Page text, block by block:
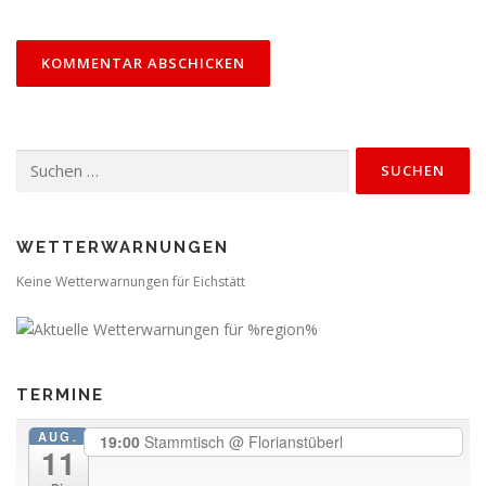
nach:
WETTERWARNUNGEN
Keine Wetterwarnungen für Eichstätt
TERMINE
AUG.
11 19:00 Stammtisch @ Florianstüberl